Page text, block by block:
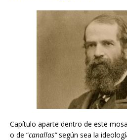
Capítulo aparte dentro de este
o de “canallas”según sea la